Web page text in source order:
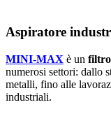
Aspiratore
MINI-MAX è un filtro
numerosi settori: dallo
metalli, fino alle
industriali.